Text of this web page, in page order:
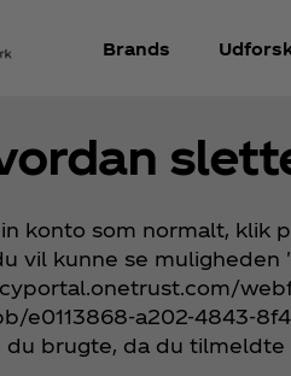
Brands
konto som normalt, klik
vil kunne se muligheden
e0113868-a202-4843-
du brugte, da du tilmeldte